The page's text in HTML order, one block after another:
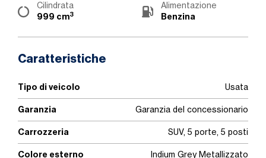
Cilindrata
999 cm3
Alimentazione
Benzina
Caratteristiche
Tipo di veicolo Usata
Garanzia Garanzia del concessionario
Carrozzeria SUV, 5 porte, 5 posti
Colore esterno Indium Grey Metallizzato